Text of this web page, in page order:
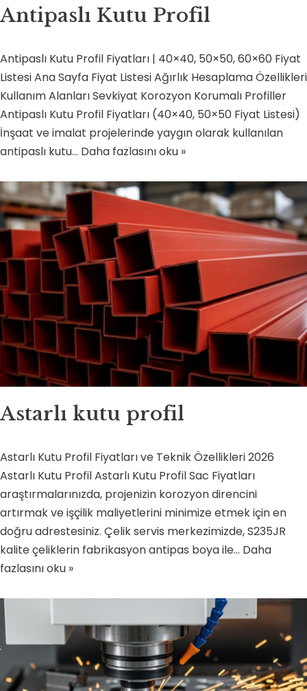
Antipaslı Kutu Profil
Antipaslı Kutu Profil Fiyatları | 40×40, 50×50, 60×60 Fiyat
Listesi Ana Sayfa Fiyat Listesi Ağırlık Hesaplama Özellikleri
Kullanım Alanları Sevkiyat Korozyon Korumalı Profiller
Antipaslı Kutu Profil Fiyatları (40×40, 50×50 Fiyat Listesi)
İnşaat ve imalat projelerinde yaygın olarak kullanılan
antipaslı kutu… Daha fazlasını oku »
Astarlı kutu profil
Astarlı Kutu Profil Fiyatları ve Teknik Özellikleri 2026
Astarlı Kutu Profil Astarlı Kutu Profil Sac Fiyatları
araştırmalarınızda, projenizin korozyon direncini
artırmak ve işçilik maliyetlerini minimize etmek için en
doğru adrestesiniz. Çelik servis merkezimizde, S235JR
kalite çeliklerin fabrikasyon antipas boya ile… Daha
fazlasını oku »